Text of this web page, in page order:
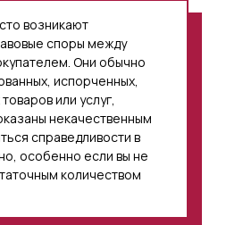
возникают
споры между
Они обычно
испорченных,
или услуг,
некачественным
справедливости в
особенно если вы не
количеством